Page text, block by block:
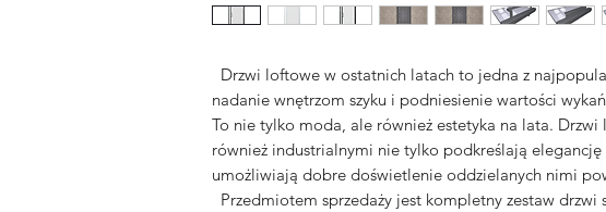
Drzwi loftowe w ostatnich latach to jedna z
nadanie wnętrzom szyku i podniesienie wartości
To nie tylko moda, ale również estetyka na lata. Drzwi
również industrialnymi nie tylko podkreślają elegancję
umożliwiają dobre doświetlenie oddzielanych nimi
Przedmiotem sprzedaży jest kompletny zestaw drzwi